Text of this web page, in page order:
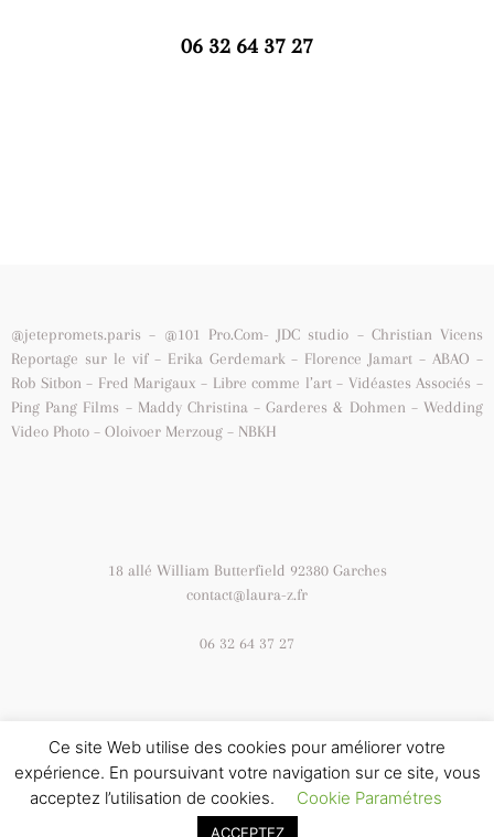
06 32 64 37 27
@jetepromets.paris – @101 Pro.Com- JDC studio – Christian Vicens
Reportage sur le vif – Erika Gerdemark – Florence Jamart – ABAO –
Rob Sitbon – Fred Marigaux – Libre comme l’art – Vidéastes Associés –
Ping Pang Films – Maddy Christina – Garderes & Dohmen – Wedding
Video Photo – Oloivoer Merzoug – NBKH
18 allé William Butterfield 92380 Garches
contact@laura-z.fr
06 32 64 37 27
© 2020 All rights Reserved.Laura z Organisation made by
GROOVELSOFTWARE
Ce site Web utilise des cookies pour améliorer votre
expérience. En poursuivant votre navigation sur ce site, vous
acceptez l’utilisation de cookies.
Cookie Paramétres
ACCEPTEZ